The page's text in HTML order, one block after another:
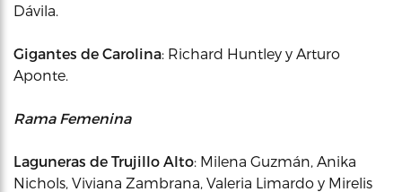
Dávila.
Gigantes de Carolina: Richard Huntley y Arturo
Aponte.
Rama Femenina
Laguneras de Trujillo Alto: Milena Guzmán, Anika
Nichols, Viviana Zambrana, Valeria Limardo y Mirelis